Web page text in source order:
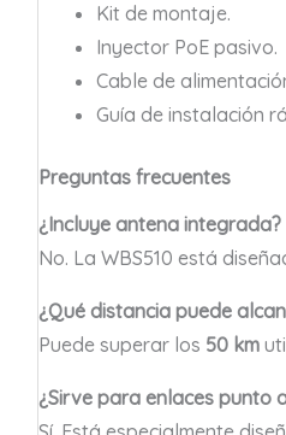
Kit de montaje.
Inyector PoE pasivo.
Cable de
Guía de instalación
Preguntas frecuentes
¿Incluye antena integrada?
No. La WBS510 está
¿Qué distancia puede
Puede superar los 50 km
¿Sirve para enlaces punto